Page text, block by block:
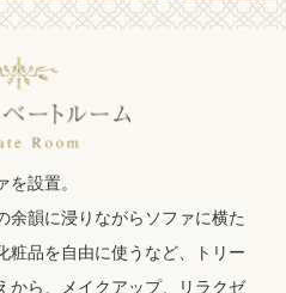
設置。
余韻に浸りながらソファに横た
粧品を自由に使うなど、トリー
から、メイクアップ、リラクゼ